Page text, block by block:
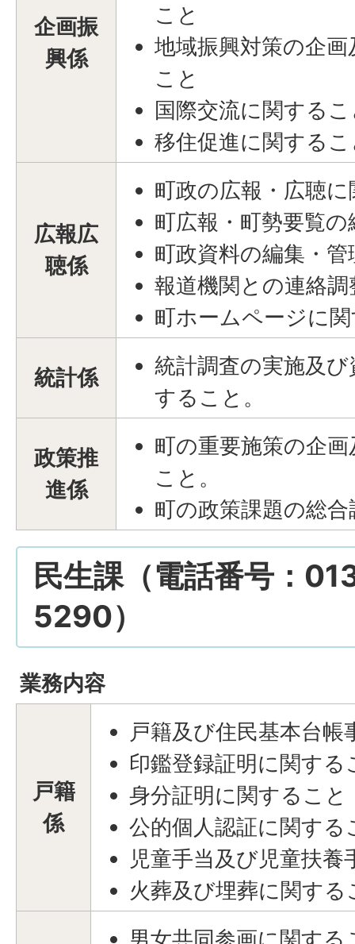
企画振
興係
こと
地域振興対策の企
こと
国際交流に関する
移住促進に関する
広報広
聴係
町政の広報・広聴
町広報・町勢要覧
町政資料の編集・
報道機関との連絡
町ホームページに
統計係
統計調査の実施及
すること。
政策推
進係
町の重要施策の企
こと。
町の政策課題の総
民生課（電話番号：
5290）
業務内容
戸籍
係
戸籍及び住民基本台
印鑑登録証明に関する
身分証明に関すること
公的個人認証に関する
児童手当及び児童扶
火葬及び埋葬に関する